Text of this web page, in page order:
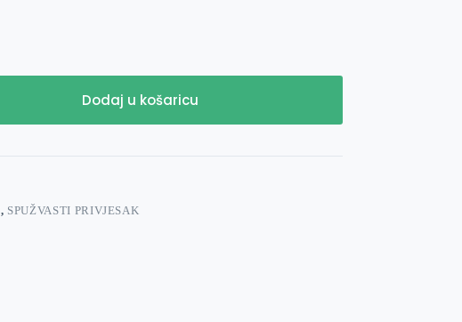
Dodaj u košaricu
, SPUŽVASTI PRIVJESAK